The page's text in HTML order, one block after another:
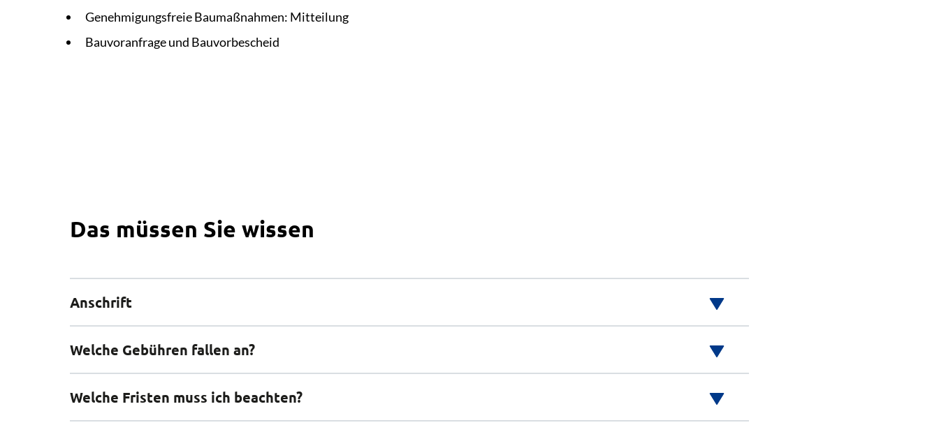
Genehmigungsfreie Baumaßnahmen: Mitteilung
Bauvoranfrage und Bauvorbescheid
Das müssen Sie wissen
Anschrift
Auf dem Michaeliskloster 8
21335 Lüneburg
Welche Gebühren fallen an?
Es fallen ggf. Gebühren an. Wenden Sie sich bitte an die zuständige Stelle.
Welche Fristen muss ich beachten?